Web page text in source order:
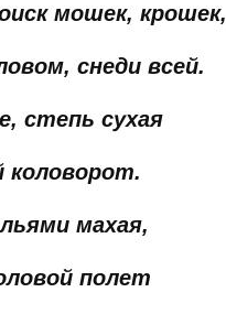
мошек, крошек,
снеди всей.
степь сухая
коловорот.
махая,
полет